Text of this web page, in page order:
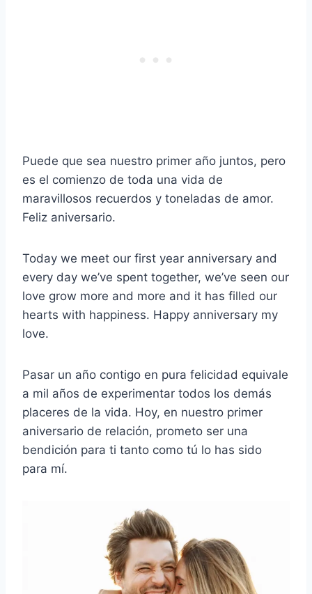
Puede que sea nuestro primer año juntos, pero
es el comienzo de toda una vida de
maravillosos recuerdos y toneladas de amor.
Feliz aniversario.
Today we meet our first year anniversary and
every day we’ve spent together, we’ve seen our
love grow more and more and it has filled our
hearts with happiness. Happy anniversary my
love.
Pasar un año contigo en pura felicidad equivale
a mil años de experimentar todos los demás
placeres de la vida. Hoy, en nuestro primer
aniversario de relación, prometo ser una
bendición para ti tanto como tú lo has sido
para mí.